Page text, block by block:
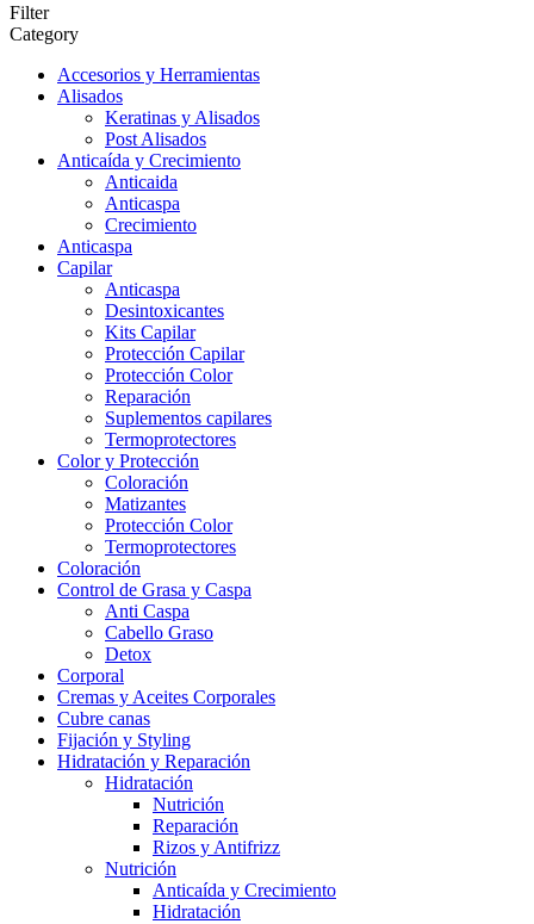
Filter
Category
Accesorios y Herramientas
Alisados
Keratinas y Alisados
Post Alisados
Anticaída y Crecimiento
Anticaida
Anticaspa
Crecimiento
Anticaspa
Capilar
Anticaspa
Desintoxicantes
Kits Capilar
Protección Capilar
Protección Color
Reparación
Suplementos capilares
Termoprotectores
Color y Protección
Coloración
Matizantes
Protección Color
Termoprotectores
Coloración
Control de Grasa y Caspa
Anti Caspa
Cabello Graso
Detox
Corporal
Cremas y Aceites Corporales
Cubre canas
Fijación y Styling
Hidratación y Reparación
Hidratación
Nutrición
Reparación
Rizos y Antifrizz
Nutrición
Anticaída y Crecimiento
Hidratación